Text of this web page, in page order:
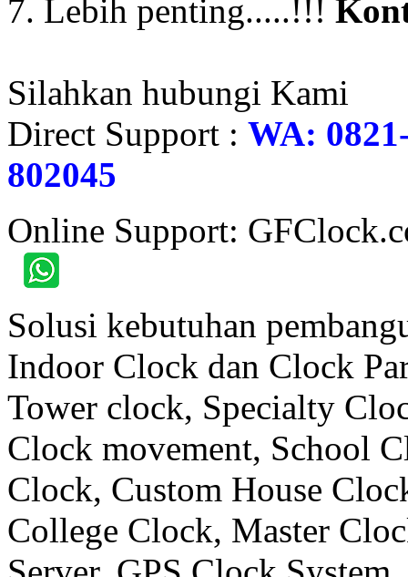
7. Lebih penting.....!!!
Silahkan hubungi Kami
Direct Support : WA:
802045
Online Support:
Solusi kebutuhan
Indoor Clock dan Clock
Tower clock, Specialty
Clock movement, School
Clock, Custom House
College Clock, Master